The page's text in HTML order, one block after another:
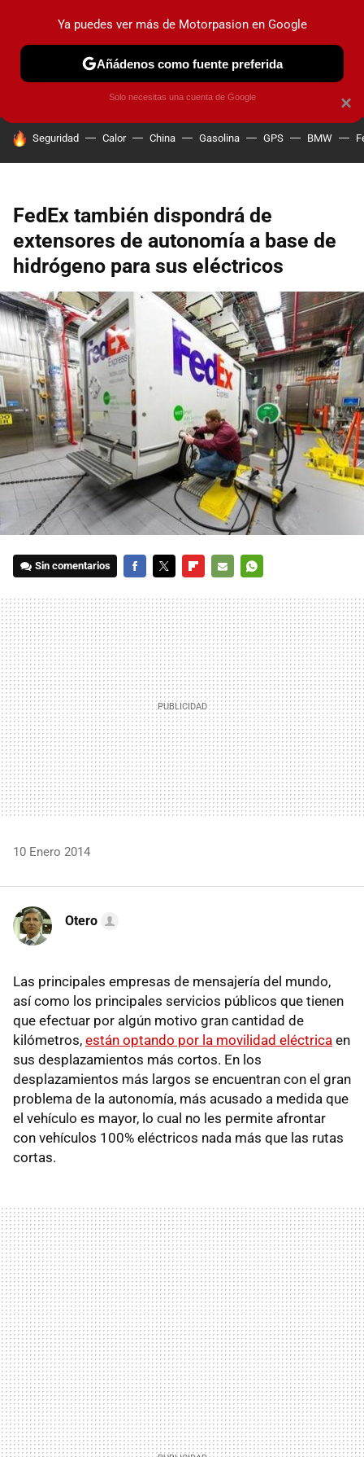
PRUEBAS COCHES ELÉCTRICOS OBSERVATORIO
HOY SE HABLA DE
Seguridad Calor China Gasolina GPS BMW
FedEx también dispondrá de
extensores de autonomía a base de
hidrógeno para sus eléctricos
Sin comentarios
MAIL
10 Enero 2014
Otero
Las principales empresas de mensajería del mundo,
así como los principales servicios públicos que tienen
que efectuar por algún motivo gran cantidad de
kilómetros, están optando por la movilidad eléctrica en
sus desplazamientos más cortos. En los
desplazamientos más largos se encuentran con el gran
problema de la autonomía, más acusado a medida que
el vehículo es mayor, lo cual no les permite afrontar
con vehículos 100% eléctricos nada más que las rutas
cortas.
×
Ya puedes ver más de Motorpasion en Google
Añádenos como fuente preferida
Solo necesitas una cuenta de Google